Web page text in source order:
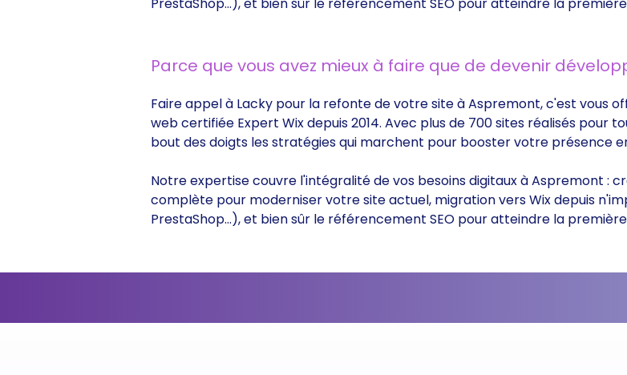
Parce que vous avez mieux à faire que de devenir
Faire appel à Lacky pour la refonte de votre site à Aspremont, c'est vous
web certifiée Expert Wix depuis 2014. Avec plus de 700 sites réalisés pour
bout des doigts les stratégies qui marchent pour booster votre présence
Notre expertise couvre l'intégralité de vos besoins digitaux à Aspremont :
complète pour moderniser votre site actuel, migration vers Wix depuis
PrestaShop...), et bien sûr le référencement SEO pour atteindre la